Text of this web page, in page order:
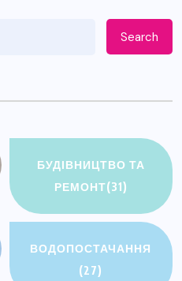
Search
БУДІВНИЦТВО ТА
РЕМОНТ(31)
ВОДОПОСТАЧАННЯ
(27)